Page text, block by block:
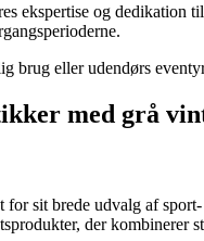
ekspertise og
brug eller udendørs
med grå
for sit brede udvalg af
der kombinerer